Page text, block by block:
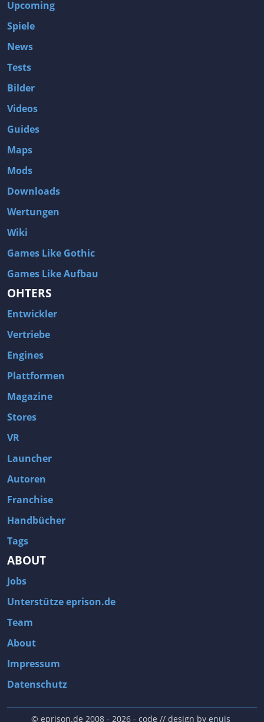
Upcoming
Spiele
News
Tests
Bilder
Videos
Guides
Maps
Mods
Downloads
Wertungen
Wiki
Games Like Gothic
Games Like Aufbau
OHTERS
Entwickler
Vertriebe
Engines
Plattformen
Magazine
Stores
VR
Launcher
Autoren
Franchise
Handbücher
Tags
ABOUT
Jobs
Unterstütze eprison.de
Team
About
Impressum
Datenschutz
© eprison.de 2008 - 2026- code // design by enuis